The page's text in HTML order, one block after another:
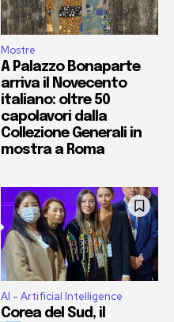
Mostre
A Palazzo Bonaparte
arriva il Novecento
italiano: oltre 50
capolavori dalla
Collezione Generali in
mostra a Roma
AI - Artificial Intelligence
Corea del Sud, il